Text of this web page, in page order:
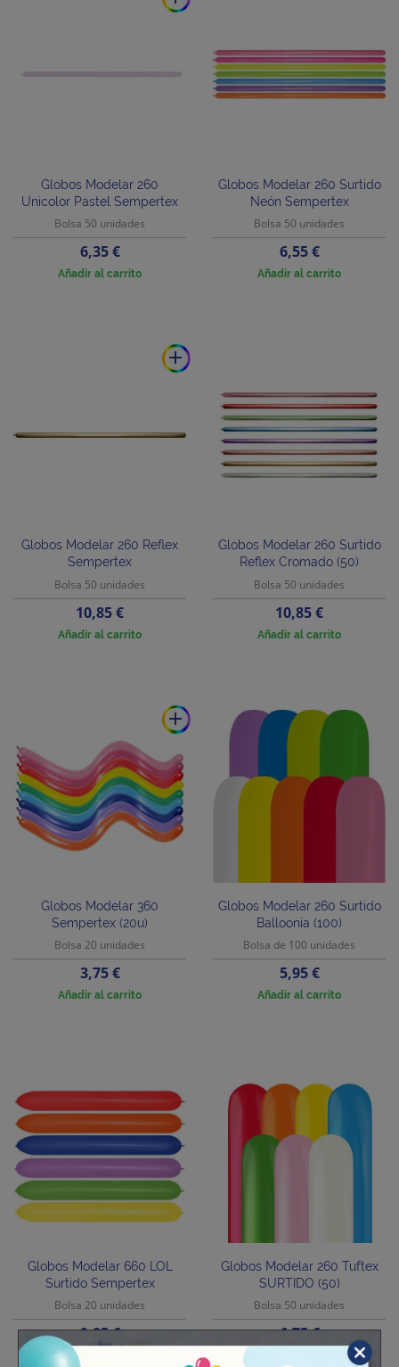
Globos Modelar 260
Unicolor Pastel Sempertex
Bolsa 50 unidades
Precio
6,35 €
Añadir al carrito
Globos Modelar 260 Surtido
Neón Sempertex
Bolsa 50 unidades
Precio
6,55 €
Añadir al carrito
add
Globos Modelar 260 Reflex
Sempertex
Bolsa 50 unidades
Precio
10,85 €
Añadir al carrito
Globos Modelar 260 Surtido
Reflex Cromado (50)
Bolsa 50 unidades
Precio
10,85 €
Añadir al carrito
add
Globos Modelar 360
Sempertex (20u)
Bolsa 20 unidades
Precio
3,75 €
Añadir al carrito
Globos Modelar 260 Surtido
Balloonia (100)
Bolsa de 100 unidades
Precio
5,95 €
Añadir al carrito
Globos Modelar 660 LOL
Surtido Sempertex
Bolsa 20 unidades
Precio
9,85 €
Añadir al carrito
Globos Modelar 260 Tuftex
SURTIDO (50)
Bolsa 50 unidades
Precio
6,75 €